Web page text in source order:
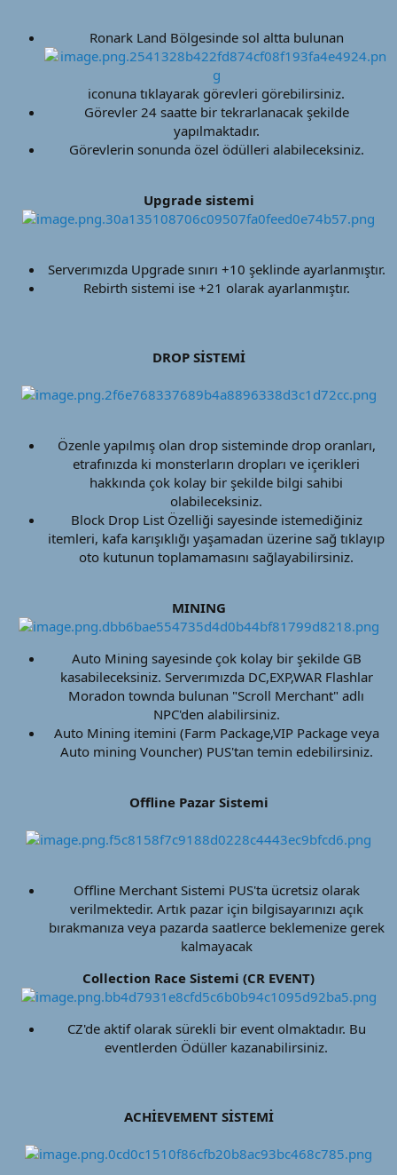
Ronark Land Bölgesinde sol altta bulunan
iconuna tıklayarak görevleri görebilirsiniz.​
Görevler 24 saatte bir tekrarlanacak şekilde
yapılmaktadır.​
Görevlerin sonunda özel ödülleri alabileceksiniz.​
Upgrade sistemi
Serverımızda Upgrade sınırı +10 şeklinde ayarlanmıştır.​
Rebirth sistemi ise +21 olarak ayarlanmıştır.​
DROP SİSTEMİ
Özenle yapılmış olan drop sisteminde drop oranları,
etrafınızda ki monsterların dropları ve içerikleri
hakkında çok kolay bir şekilde bilgi sahibi
olabileceksiniz.​
Block Drop List Özelliği sayesinde istemediğiniz
itemleri, kafa karışıklığı yaşamadan üzerine sağ tıklayıp
oto kutunun toplamamasını sağlayabilirsiniz.​
MINING
Auto Mining sayesinde çok kolay bir şekilde GB
kasabileceksiniz. Serverımızda DC,EXP,WAR Flashlar
Moradon townda bulunan "Scroll Merchant" adlı
NPC'den alabilirsiniz.​
Auto Mining itemini (Farm Package,VIP Package veya
Auto mining Vouncher) PUS'tan temin edebilirsiniz.​
Offline Pazar Sistemi
Offline Merchant Sistemi PUS'ta ücretsiz olarak
verilmektedir. Artık pazar için bilgisayarınızı açık
bırakmanıza veya pazarda saatlerce beklemenize gerek
kalmayacak​
Collection Race Sistemi (CR EVENT)
CZ'de aktif olarak sürekli bir event olmaktadır. Bu
eventlerden Ödüller kazanabilirsiniz.​
ACHİEVEMENT SİSTEMİ